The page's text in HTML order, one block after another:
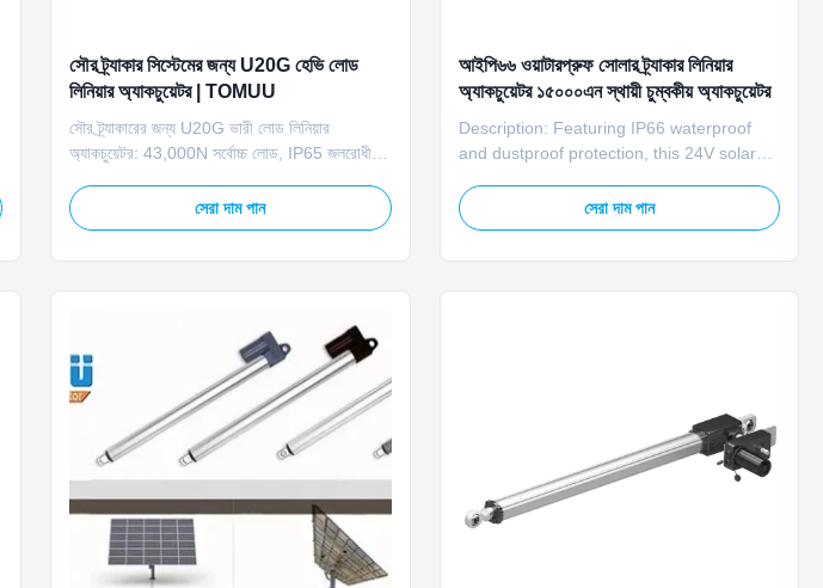
সৌর ট্র্যাকার সিস্টেমের জন্য U20G হেভি লোড
লিনিয়ার অ্যাকচুয়েটর | TOMUU
সৌর ট্র্যাকারের জন্য U20G ভারী লোড লিনিয়ার
অ্যাকচুয়েটর: 43,000N সর্বোচ্চ লোড, IP65 জলরোধী,
বহিরঙ্গন নির্ভরযোগ্যতার জন্য নির্মিত।
সেরা দাম পান
আইপি৬৬ ওয়াটারপ্রুফ সোলার ট্র্যাকার লিনিয়ার
অ্যাকচুয়েটর ১৫০০০এন স্থায়ী চুম্বকীয় অ্যাকচুয়েটর
Description: Featuring IP66 waterproof
and dustproof protection, this 24V solar
outdoor solar applications. It resists
moisture, dust, corrosion, and extreme
সেরা দাম পান